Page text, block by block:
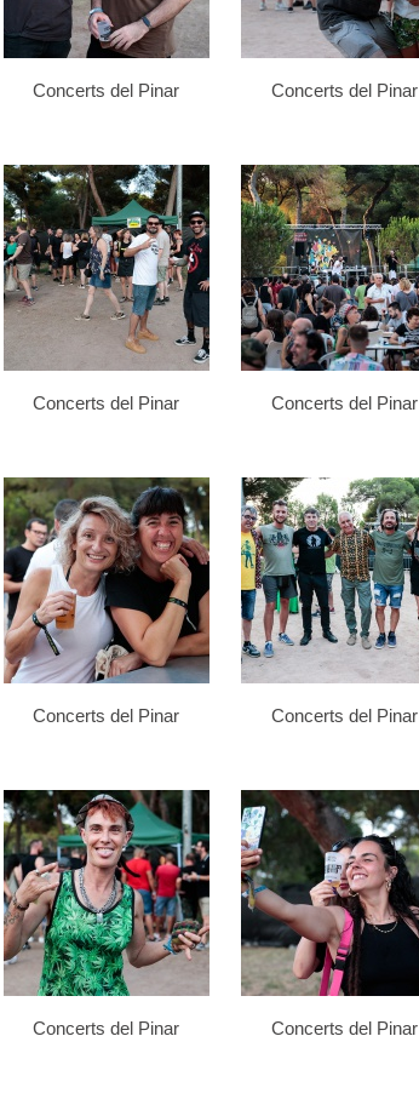
Concerts del Pinar Concerts del Pinar
Concerts del Pinar Concerts del Pinar
Concerts del Pinar Concerts del Pinar
Concerts del Pinar Concerts del Pinar